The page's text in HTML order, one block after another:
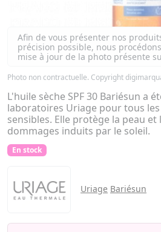
Afin de vous présenter nos
précision possible, nous
mise à jour de la photo présente
Photo non contractuelle. Copyright
L'huile sèche SPF 30 Bariésun a
laboratoires Uriage pour tous
sensibles. Elle protège la peau et
dommages induits par le soleil.
En stock
Uriage Bariésun